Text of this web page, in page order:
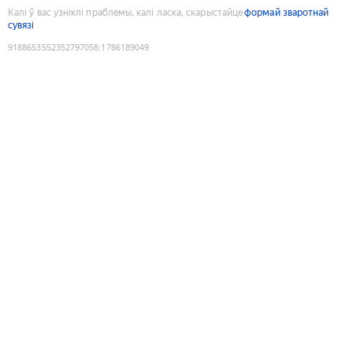
Калі ў вас узніклі праблемы, калі ласка, скарыстайцеформай зваротнай
сувязі
9188653552352797058:1786189049